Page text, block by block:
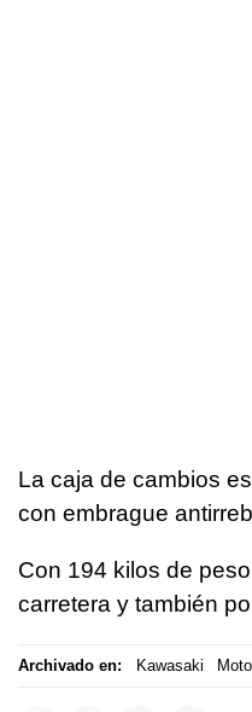
La caja de cambios
con embrague
Con 194 kilos de
carretera y también
Archivado en: Kawasaki